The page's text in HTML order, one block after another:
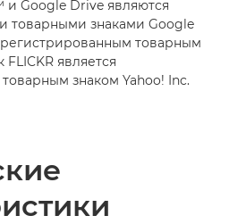
и Google Drive являются
товарными знаками Google
товарным
является
знаком Yahoo! Inc.